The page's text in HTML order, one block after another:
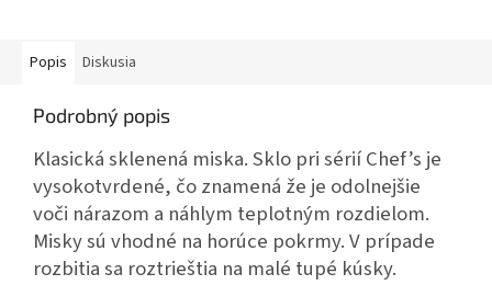
Popis Diskusia
Podrobný popis
Klasická sklenená miska. Sklo pri sérií Chef’s je
vysokotvrdené, čo znamená že je odolnejšie
voči nárazom a náhlym teplotným rozdielom.
Misky sú vhodné na horúce pokrmy. V prípade
rozbitia sa roztrieštia na malé tupé kúsky.